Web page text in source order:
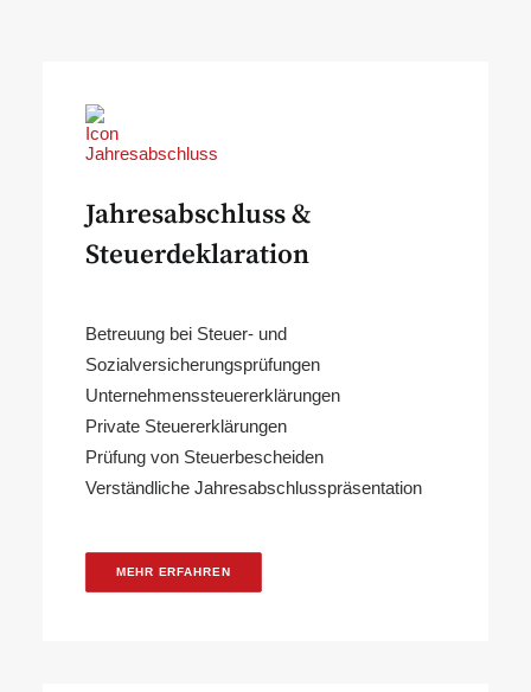
Jahresabschluss &
Steuerdeklaration
Betreuung bei Steuer- und
Sozialversicherungsprüfungen
Unternehmenssteuererklärungen
Private Steuererklärungen
Prüfung von Steuerbescheiden
Verständliche Jahresabschlusspräsentation
MEHR ERFAHREN